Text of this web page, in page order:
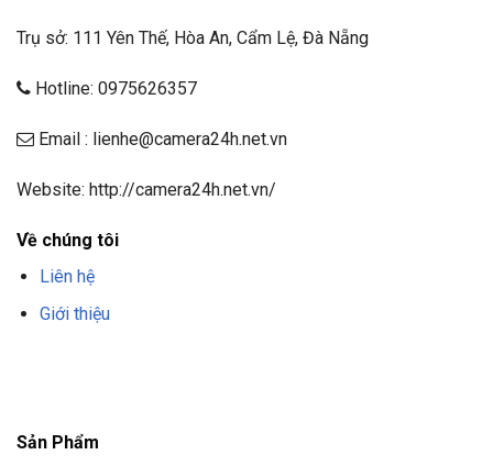
Trụ sở: 111 Yên Thế, Hòa An, Cẩm Lệ, Đà Nẵng
Hotline: 0975626357
Email : lienhe@camera24h.net.vn
Website: http://camera24h.net.vn/
Về chúng tôi
Liên hệ
Giới thiệu
Sản Phẩm